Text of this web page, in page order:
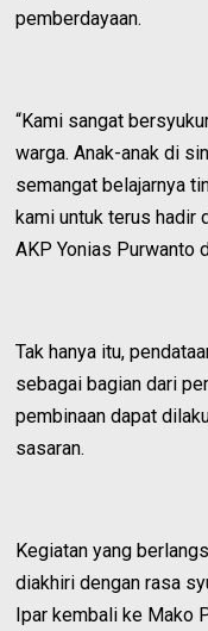
pemberdayaan.
“Kami sangat
warga. Anak-anak di
semangat belajarnya
kami untuk terus hadir
AKP Yonias Purwanto
Tak hanya itu,
sebagai bagian dari
pembinaan dapat
sasaran.
Kegiatan yang
diakhiri dengan rasa
Ipar kembali ke Mako